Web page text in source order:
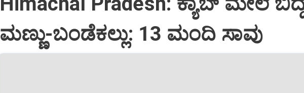
ಮಣ್ಣು-ಬಂಡೆಕಲ್ಲು: 13 ಮಂದಿ ಸಾವು